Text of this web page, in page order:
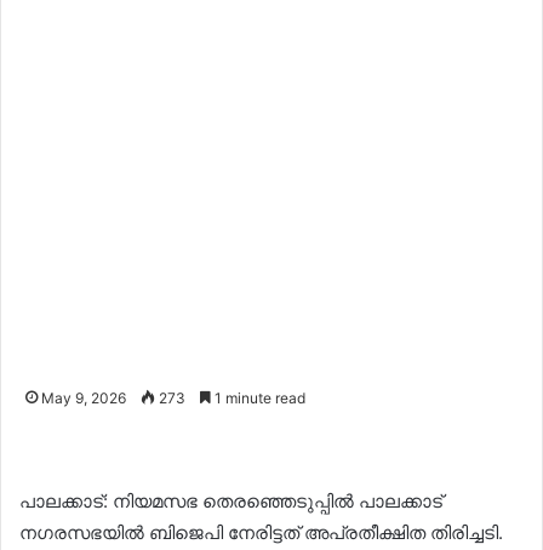
May 9, 2026 273 1 minute read
പാലക്കാട്: നിയമസഭ തെരഞ്ഞെടുപ്പിൽ പാലക്കാട്
നഗരസഭയിൽ ബിജെപി നേരിട്ടത് അപ്രതീക്ഷിത തിരിച്ചടി.